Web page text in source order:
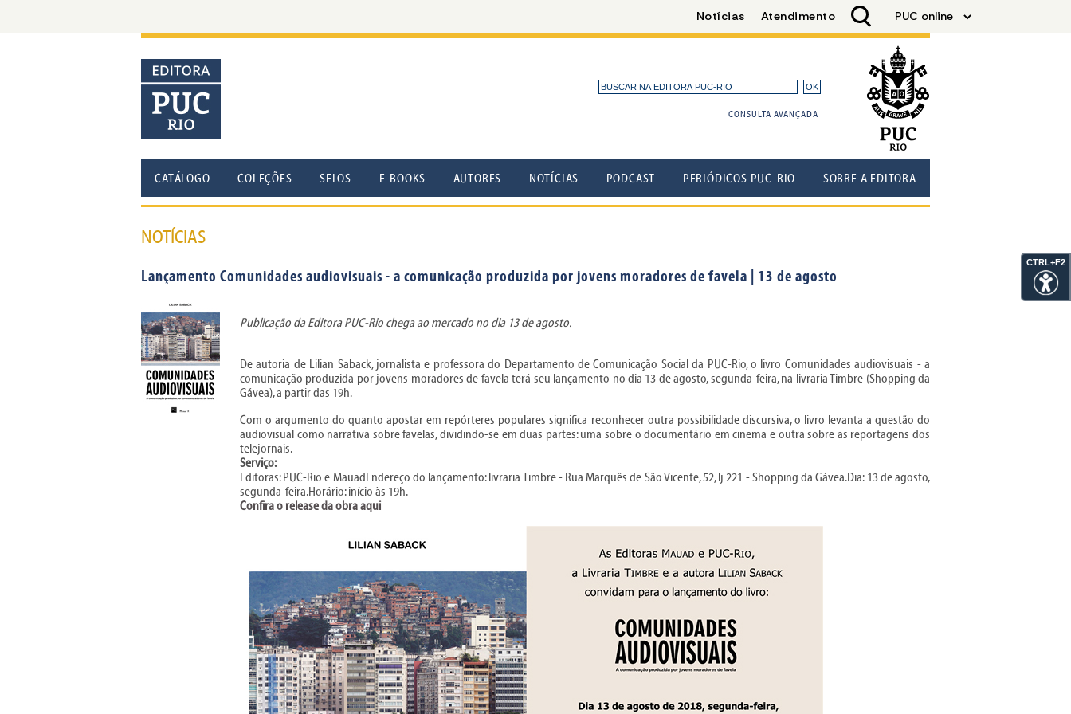
CTRL+F2
CONSULTA AVANÇADA
CATÁLOGO COLEÇÕES SELOS E-BOOKS AUTORES NOTÍCIAS PODCAST PERIÓDICOS PUC-RIO SOBRE A EDITORA
NOTÍCIAS
Lançamento Comunidades audiovisuais - a comunicação produzida por jovens moradores de favela | 13 de agosto
Publicação da Editora PUC-Rio chega ao mercado no dia 13 de agosto.
De autoria de Lilian Saback, jornalista e professora do Departamento de Comunicação Social da PUC-Rio, o livro Comunidades audiovisuais - a
comunicação produzida por jovens moradores de favela terá seu lançamento no dia 13 de agosto, segunda-feira, na livraria Timbre (Shopping da
Gávea), a partir das 19h.
Com o argumento do quanto apostar em repórteres populares significa reconhecer outra possibilidade discursiva, o livro levanta a questão do
audiovisual como narrativa sobre favelas, dividindo-se em duas partes: uma sobre o documentário em cinema e outra sobre as reportagens dos
telejornais.
Serviço:
Editoras: PUC-Rio e MauadEndereço do lançamento: livraria Timbre - Rua Marquês de São Vicente, 52, lj 221 - Shopping da Gávea.Dia: 13 de agosto,
segunda-feira.Horário: início às 19h.
Confira o release da obra aqui